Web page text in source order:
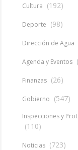
Cultura (192)
Deporte (98)
Dirección de Agua
Agenda y Eventos
Finanzas (26)
Gobierno (547)
Inspecciones y
(110)
Noticias (723)